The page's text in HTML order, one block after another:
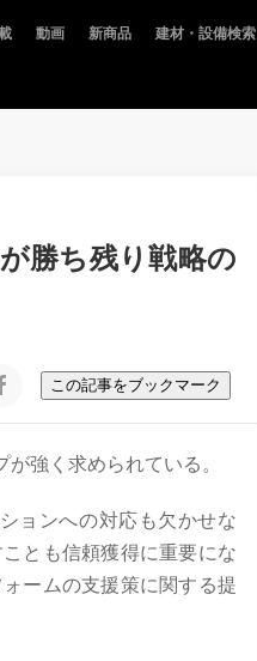
動画 新商品 建材・設備検索
勝ち残り戦略の
この記事をブックマーク
強く求められている。
ョンへの対応も欠かせな
とも信頼獲得に重要にな
ームの支援策に関する提